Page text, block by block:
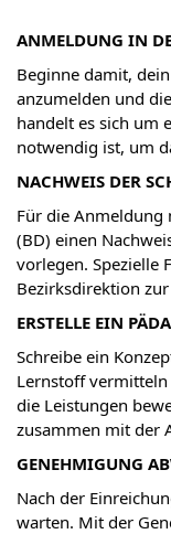
ANMELDUNG IN
Beginne damit,
anzumelden und
handelt es sich um
notwendig ist, um
NACHWEIS DER
Für die Anmeldung
(BD) einen
vorlegen. Spezielle
Bezirksdirektion
ERSTELLE EIN
Schreibe ein
Lernstoff
die Leistungen
zusammen mit der
GENEHMIGUNG
Nach der
warten. Mit der